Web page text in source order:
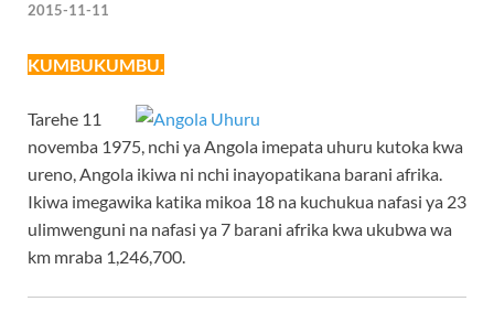
2015-11-11
KUMBUKUMBU.
Tarehe 11
novemba 1975, nchi ya Angola imepata uhuru kutoka kwa
ureno, Angola ikiwa ni nchi inayopatikana barani afrika.
Ikiwa imegawika katika mikoa 18 na kuchukua nafasi ya 23
ulimwenguni na nafasi ya 7 barani afrika kwa ukubwa wa
km mraba 1,246,700.